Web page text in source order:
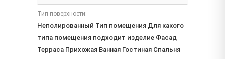
Тип поверхности:
Неполированный Тип помещения Для какого
типа помещения подходит изделие Фасад
Терраса Прихожая Ванная Гостиная Спальня